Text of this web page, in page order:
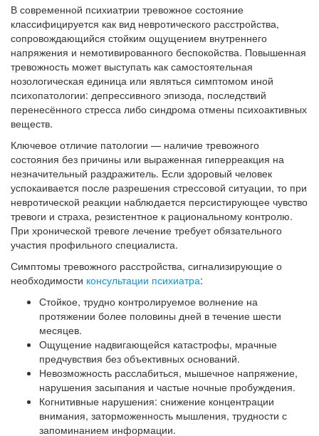
В современной психиатрии тревожное состояние
классифицируется как вид невротического расстройства,
сопровождающийся стойким ощущением внутреннего
напряжения и немотивированного беспокойства. Повышенная
тревожность может выступать как самостоятельная
нозологическая единица или являться симптомом иной
психопатологии: депрессивного эпизода, последствий
перенесённого стресса либо синдрома отмены психоактивных
веществ.
Ключевое отличие патологии — наличие тревожного
состояния без причины или выраженная гиперреакция на
незначительный раздражитель. Если здоровый человек
успокаивается после разрешения стрессовой ситуации, то при
невротической реакции наблюдается персистирующее чувство
тревоги и страха, резистентное к рациональному контролю.
При хронической тревоге лечение требует обязательного
участия профильного специалиста.
Симптомы тревожного расстройства, сигнализирующие о
необходимости консультации психиатра:
Стойкое, трудно контролируемое волнение на
протяжении более половины дней в течение шести
месяцев.
Ощущение надвигающейся катастрофы, мрачные
предчувствия без объективных оснований.
Невозможность расслабиться, мышечное напряжение,
нарушения засыпания и частые ночные пробуждения.
Когнитивные нарушения: снижение концентрации
внимания, заторможенность мышления, трудности с
запоминанием информации.